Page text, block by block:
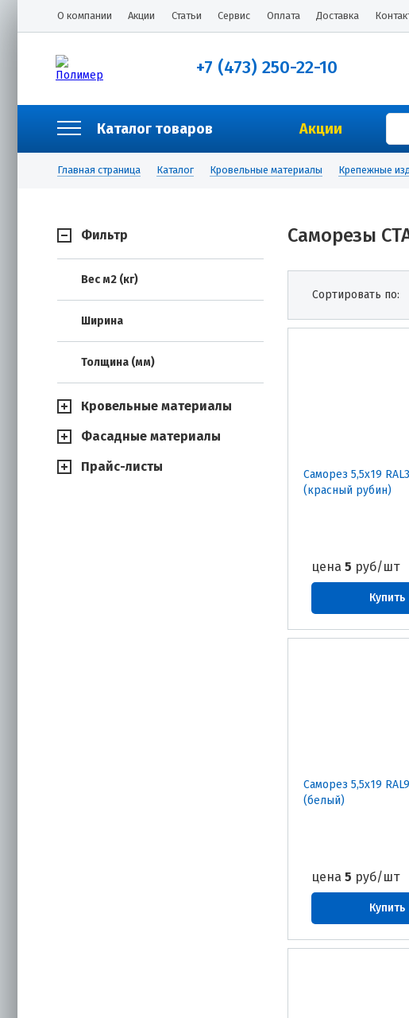
О компании Акции Статьи Сервис Оплата Доставка
+7 (473) 250-22-10
Каталог товаров Акции
Главная страница Каталог Кровельные материалы Крепежные
Фильтр
Вес м2 (кг)
Ширина
Толщина (мм)
Кровельные материалы
Фасадные материалы
Прайс-листы
Саморезы
Сортировать по:
Саморез 5,5х19
(красный рубин)
цена 5 руб/шт
Купить
Саморез 5,5х19
(белый)
цена 5 руб/шт
Купить